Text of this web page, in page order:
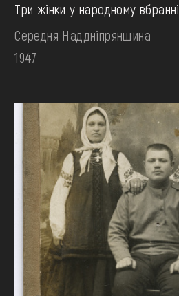
Три жінки у народному вбранні
Середня Наддніпрянщина
1947